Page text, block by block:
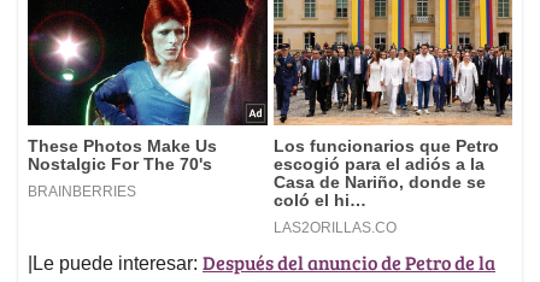
|Le puede interesar: Después del anuncio de Petro de la